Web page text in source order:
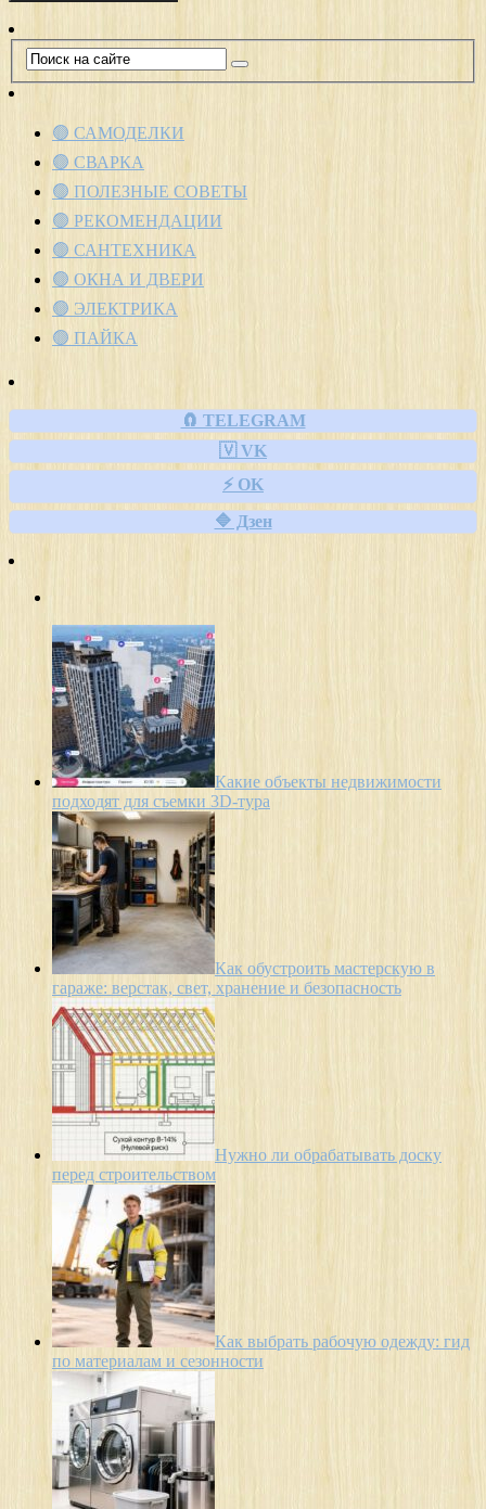
🟢 САМОДЕЛКИ
🟢 СВАРКА
🟢 ПОЛЕЗНЫЕ СОВЕТЫ
🟢 РЕКОМЕНДАЦИИ
🟢 САНТЕХНИКА
🟢 ОКНА И ДВЕРИ
🟢 ЭЛЕКТРИКА
🟢 ПАЙКА
🧲 TELEGRAM
🇻 VK
⚡ OK
🔷 Дзен
Какие объекты недвижимости
подходят для съемки 3D-тура
Как обустроить мастерскую в
гараже: верстак, свет, хранение и безопасность
Нужно ли обрабатывать доску
перед строительством
Как выбрать рабочую одежду: гид
по материалам и сезонности